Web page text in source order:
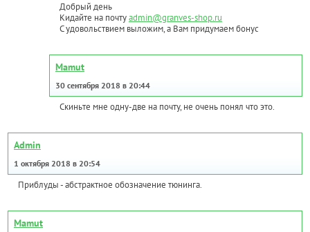
Добрый день
Кидайте на почтуadmin@granves-shop.ru
С удовольствием выложим, а Вам придумаем бонус
Mamut
30 сентября 2018 в 20:44
Скиньте мне одну-две на почту, не очень понял что это.
Admin
1 октября 2018 в 20:54
Приблуды - абстрактное обозначение тюнинга.
Mamut